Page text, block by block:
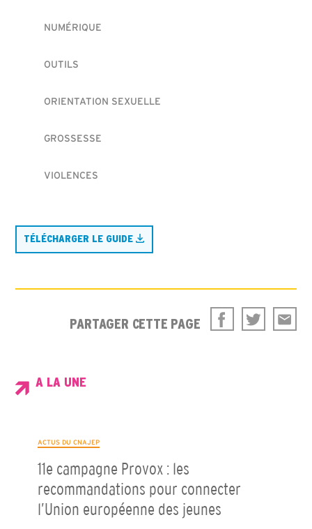
NUMÉRIQUE
OUTILS
ORIENTATION SEXUELLE
GROSSESSE
VIOLENCES
TÉLÉCHARGER LE GUIDE
PARTAGER CETTE PAGE
A LA UNE
ACTUS DU CNAJEP
11e campagne Provox : les
recommandations pour connecter
l’Union européenne des jeunes